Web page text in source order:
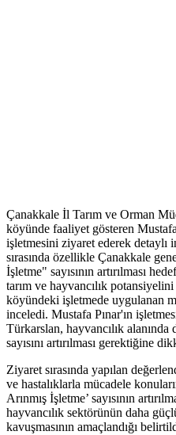
Çanakkale İl Tarım ve Orman
köyünde faaliyet gösteren
işletmesini ziyaret ederek detaylı
sırasında özellikle Çanakkale
İşletme" sayısının artırılması
tarım ve hayvancılık
köyündeki işletmede uygulanan
inceledi. Mustafa Pınar'ın
Türkarslan, hayvancılık
sayısını artırılması gerektiğine
Ziyaret sırasında yapılan
ve hastalıklarla mücadele
Arınmış İşletme’ sayısının
hayvancılık sektörünün daha
kavuşmasının amaçlandığı